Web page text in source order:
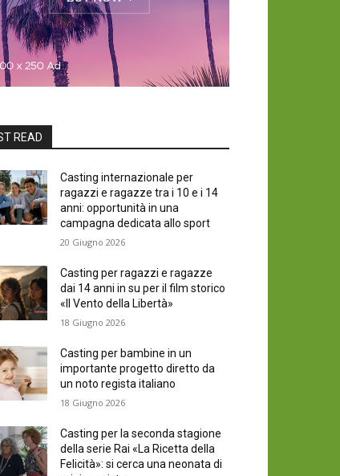
READ
Casting internazionale per
ragazzi e ragazze tra i 10 e i 14
anni: opportunità in una
campagna dedicata allo sport
20 Giugno 2026
Casting per ragazzi e ragazze
dai 14 anni in su per il film storico
«Il Vento della Libertà»
18 Giugno 2026
Casting per bambine in un
importante progetto diretto da
un noto regista italiano
18 Giugno 2026
Casting per la seconda stagione
della serie Rai «La Ricetta della
Felicità»: si cerca una neonata di